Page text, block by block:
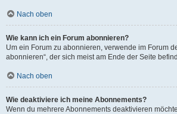
Nach oben
Wie kann ich ein Forum abonnieren?
Um ein Forum zu abonnieren, verwende im Forum
abonnieren“, der sich meist am Ende der Seite
Nach oben
Wie deaktiviere ich meine Abonnements?
Wenn du mehrere Abonnements deaktivieren